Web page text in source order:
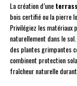
La création d’une
bois certifié ou la pierre
Privilégiez les matériaux
naturellement dans le
des plantes grimpantes
combinent protection
fraîcheur naturelle